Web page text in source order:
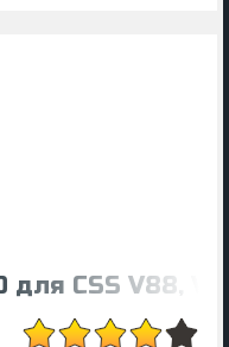
для CSS V88,